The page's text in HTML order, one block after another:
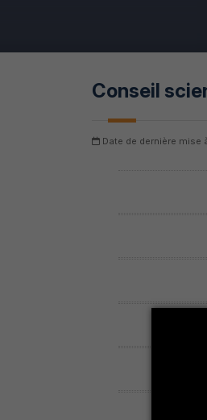
Conseil
Date de dernière mise